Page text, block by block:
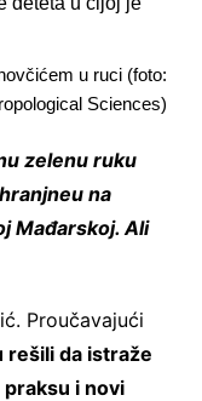
u ruci (foto:
Sciences)
zelenu ruku
na
Mađarskoj. Ali
Proučavajući
rešili da istraže
i novi